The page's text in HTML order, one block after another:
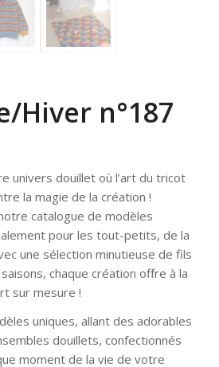
Hiver n°187
univers douillet où l’art du tricot
la magie de la création !
catalogue de modèles
pour les tout-petits, de la
une sélection minutieuse de fils
chaque création offre à la
sur mesure !
uniques, allant des adorables
douillets, confectionnés
moment de la vie de votre